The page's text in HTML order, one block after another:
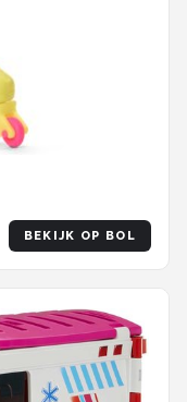
BEKIJK OP BOL